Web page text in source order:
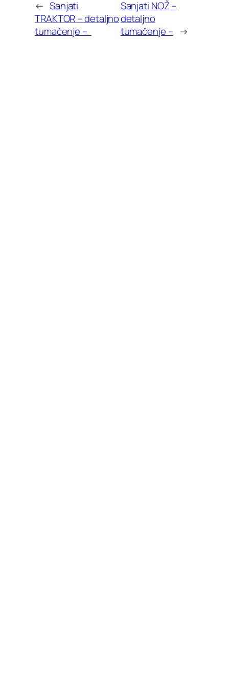
← Sanjati
TRAKTOR – detaljno
tumačenje –
Sanjati NOŽ –
detaljno
tumačenje – →